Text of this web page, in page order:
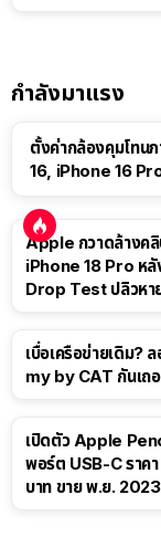
กำลังมาแรง
ตั้งค่ากล้องคุมโทน
16, iPhone 16
Apple กวาดล้างค
iPhone 18 Pro หลั
Drop Test ปลิวหา
เบื่อเครือข่ายเดิม?
my by CAT กันเถ
เปิดตัว Apple
พอร์ต USB-C ราค
บาท ขาย พ.ย.